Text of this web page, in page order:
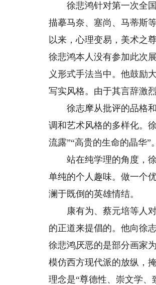
徐悲鸿针对第一次全国
描摹马奈、塞尚、马蒂斯
以来，心理变易，美术之
徐悲鸿本人没有参加此次
义形式手法当中。他鼓励
写实风格。由于其言辞激
徐志摩从批评的品格和
调和艺术风格的多样化。
流露”“高贵的生命的晶华”。
站在纯学理的角度，徐
单纯的个人趣味。做一个
澜于既倒的英雄情结。
康有为、蔡元培等人对
的正道来提倡的。他向徐
徐悲鸿厌恶的是部分画家
模仿西方现代派的放纵，
理念是“尊德性、崇文学